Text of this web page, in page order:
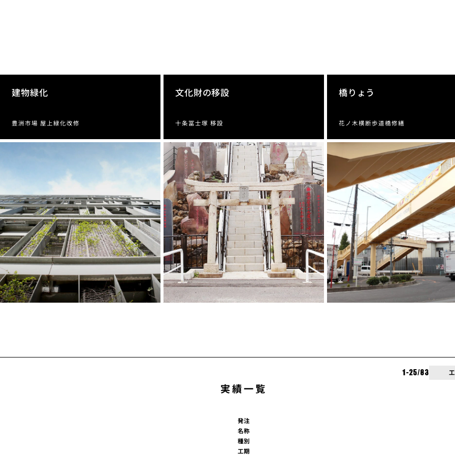
建物緑化
豊洲市場 屋上緑化改修
文化財の移設
十条冨士塚 移設
橋りょう
花ノ木横断歩道橋修繕
1-25/83並び順
実績一覧
発注
名称
種別
工期